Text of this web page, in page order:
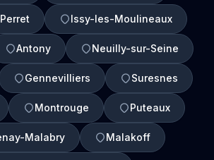
Issy-les-Moulineaux
Antony Neuilly-sur-Seine
Gennevilliers Suresnes
Montrouge Puteaux
Malabry Malakoff